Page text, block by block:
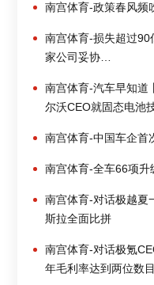
南宫体育-政策春风频
南宫体育-损失超过
家公司妥协…
南宫体育-汽车早知道
尔沃CEO就固态电池
南宫体育-中国车企首
南宫体育-全车66项
南宫体育-对话极越夏
斯拉全面比拼
南宫体育-对话极氪
年毛利率达到两位数